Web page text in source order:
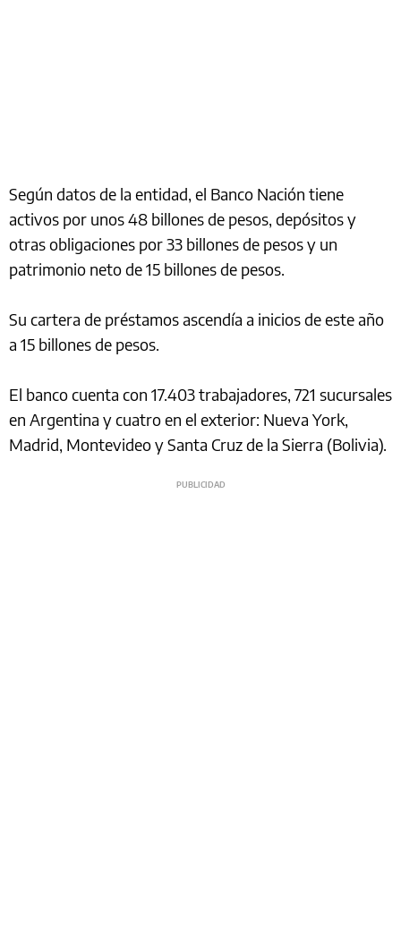
Según datos de la entidad, el Banco Nación tiene
activos por unos 48 billones de pesos, depósitos y
otras obligaciones por 33 billones de pesos y un
patrimonio neto de 15 billones de pesos.
Su cartera de préstamos ascendía a inicios de este año
a 15 billones de pesos.
El banco cuenta con 17.403 trabajadores, 721 sucursales
en Argentina y cuatro en el exterior: Nueva York,
Madrid, Montevideo y Santa Cruz de la Sierra (Bolivia).